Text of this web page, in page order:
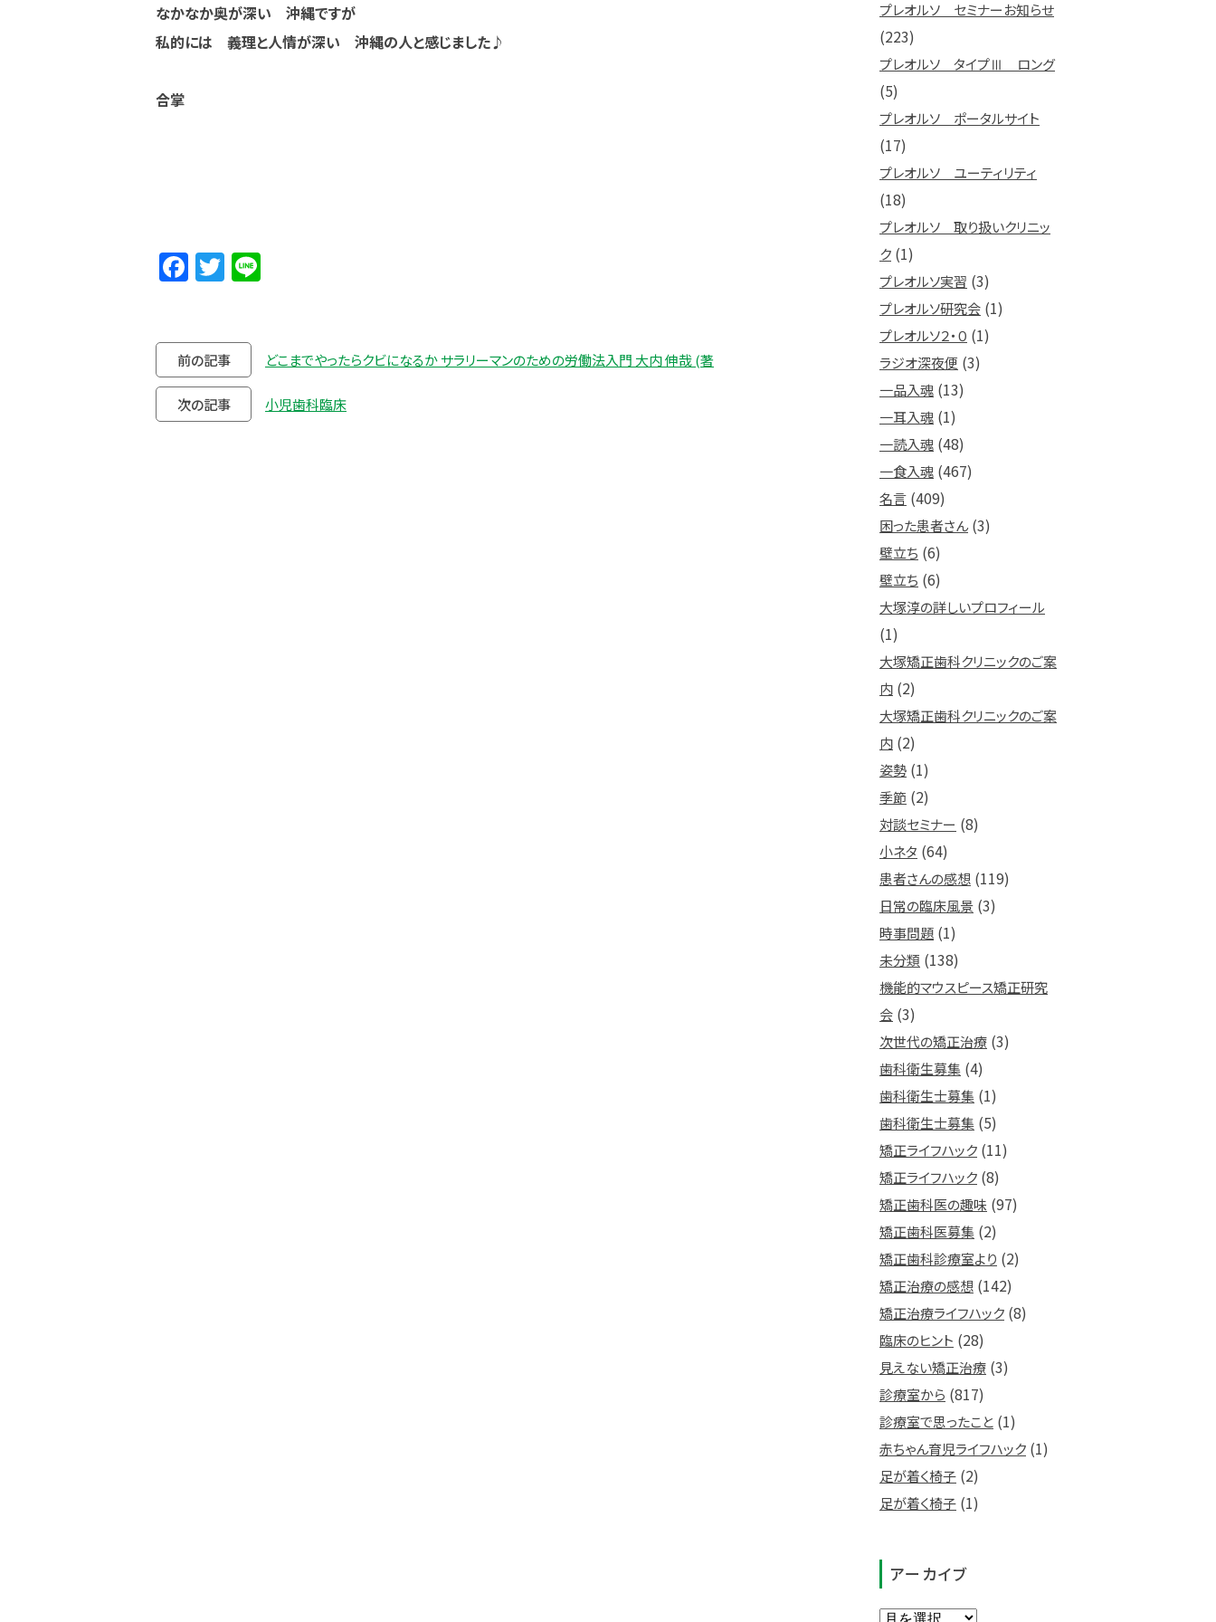
なかなか奥が深い 沖縄ですが
私的には 義理と人情が深い 沖縄の人と感じました♪
合掌
Facebook
Twitter
前の記事 どこまでやったらクビになるか サラリーマンのための労働法入門 大内 伸哉 (著
次の記事 小児歯科臨床
プレオルソ セミナーお知らせ
(223)
プレオルソ タイプⅢ ロング
(5)
プレオルソ ポータルサイト
(17)
プレオルソ ユーティリティ
(18)
プレオルソ 取り扱いクリニッ
ク (1)
プレオルソ実習 (3)
プレオルソ研究会 (1)
プレオルソ２・０ (1)
ラジオ深夜便 (3)
一品入魂 (13)
一耳入魂 (1)
一読入魂 (48)
一食入魂 (467)
名言 (409)
困った患者さん(3)
壁立ち (6)
壁立ち (6)
大塚淳の詳しいプロフィール
(1)
大塚矯正歯科クリニックのご案
内 (2)
大塚矯正歯科クリニックのご案
内 (2)
姿勢 (1)
季節 (2)
対談セミナー (8)
小ネタ (64)
患者さんの感想 (119)
日常の臨床風景 (3)
時事問題 (1)
未分類 (138)
機能的マウスピース矯正研究
会 (3)
次世代の矯正治療 (3)
歯科衛生募集 (4)
歯科衛生士募集 (1)
歯科衛生士募集 (5)
矯正ライフハック (11)
矯正ライフハック (8)
矯正歯科医の趣味 (97)
矯正歯科医募集 (2)
矯正歯科診療室より (2)
矯正治療の感想 (142)
矯正治療ライフハック (8)
臨床のヒント (28)
見えない矯正治療 (3)
診療室から (817)
診療室で思ったこと (1)
赤ちゃん育児ライフハック (1)
足が着く椅子 (2)
足が着く椅子 (1)
アーカイブ